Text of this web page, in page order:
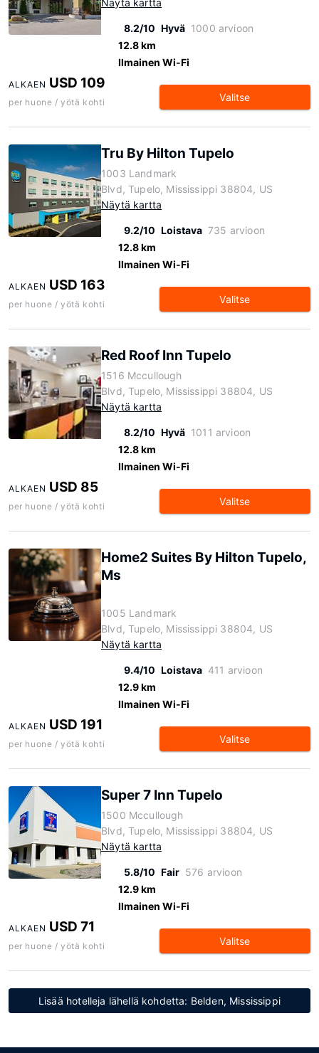
Näytä kartta
8.2/10 Hyvä 1000 arvioon
12.8 km
Ilmainen Wi-Fi
ALKAEN USD 109
per huone / yötä kohti Valitse
Tru By Hilton Tupelo
1003 Landmark
Blvd, Tupelo, Mississippi 38804, US
Näytä kartta
9.2/10 Loistava 735 arvioon
12.8 km
Ilmainen Wi-Fi
ALKAEN USD 163
per huone / yötä kohti Valitse
Red Roof Inn Tupelo
1516 Mccullough
Blvd, Tupelo, Mississippi 38804, US
Näytä kartta
8.2/10 Hyvä 1011 arvioon
12.8 km
Ilmainen Wi-Fi
ALKAEN USD 85
per huone / yötä kohti Valitse
Home2 Suites By Hilton Tupelo,
Ms
1005 Landmark
Blvd, Tupelo, Mississippi 38804, US
Näytä kartta
9.4/10 Loistava 411 arvioon
12.9 km
Ilmainen Wi-Fi
ALKAEN USD 191
per huone / yötä kohti Valitse
Super 7 Inn Tupelo
1500 Mccullough
Blvd, Tupelo, Mississippi 38804, US
Näytä kartta
5.8/10 Fair 576 arvioon
12.9 km
Ilmainen Wi-Fi
ALKAEN USD 71
per huone / yötä kohti Valitse
Lisää hotelleja lähellä kohdetta: Belden, Mississippi